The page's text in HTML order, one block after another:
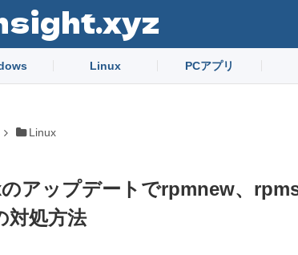
Linux PCアプリ
Linux
アップデートでrpmnew、
対処方法